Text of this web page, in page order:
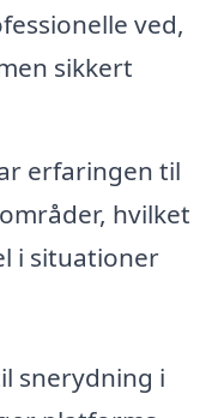
ved,
sikkert
erfaringen til
hvilket
i situationer
snerydning i